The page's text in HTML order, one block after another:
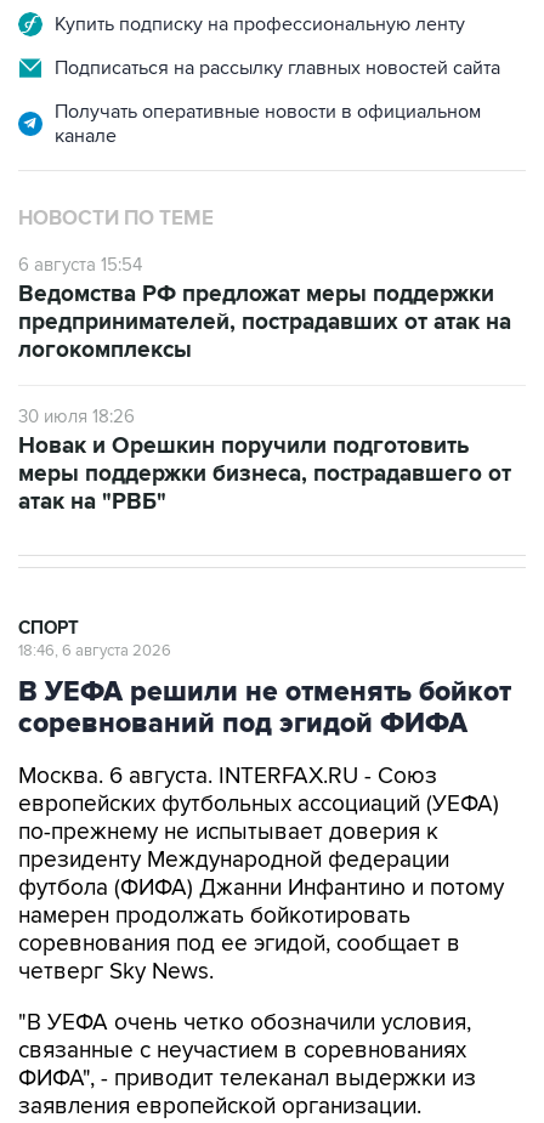
Купить подписку на профессиональную ленту
Подписаться на рассылку главных новостей сайта
Получать оперативные новости в официальном
канале
НОВОСТИ ПО ТЕМЕ
6 августа 15:54
Ведомства РФ предложат меры поддержки
предпринимателей, пострадавших от атак на
логокомплексы
30 июля 18:26
Новак и Орешкин поручили подготовить
меры поддержки бизнеса, пострадавшего от
атак на "РВБ"
СПОРТ
18:46, 6 августа 2026
В УЕФА решили не отменять бойкот
соревнований под эгидой ФИФА
Москва. 6 августа. INTERFAX.RU - Союз
европейских футбольных ассоциаций (УЕФА)
по-прежнему не испытывает доверия к
президенту Международной федерации
футбола (ФИФА) Джанни Инфантино и потому
намерен продолжать бойкотировать
соревнования под ее эгидой, сообщает в
четверг Sky News.
"В УЕФА очень четко обозначили условия,
связанные с неучастием в соревнованиях
ФИФА", - приводит телеканал выдержки из
заявления европейской организации.